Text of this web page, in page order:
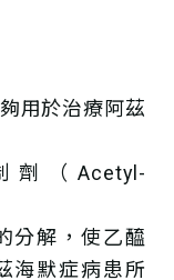
用於治療阿茲
（Acetyl-
分解，使乙醯
海默症病患所